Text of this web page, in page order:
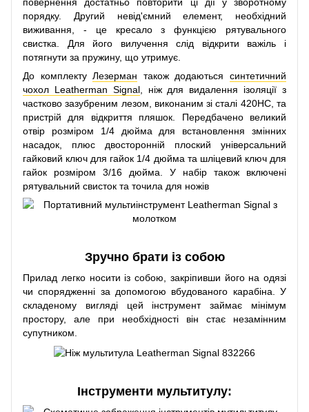
повернення достатньо повторити ці дії у зворотному
порядку. Другий невід'ємний елемент, необхідний
виживання, - це кресало з функцією рятувального
свистка. Для його вилучення слід відкрити важіль і
потягнути за пружину, що утримує.
До комплектуЛезерман також додаютьсясинтетичний
чохол Leatherman Signal, ніж для видалення ізоляції з
частково зазубреним лезом, виконаним зі сталі 420HC, та
пристрій для відкриття пляшок. Передбачено великий
отвір розміром 1/4 дюйма для встановлення змінних
насадок, плюс двосторонній плоский універсальний
гайковий ключ для гайок 1/4 дюйма та шліцевий ключ для
гайок розміром 3/16 дюйма. У набір також включені
рятувальний свисток та точила для ножів
Зручно брати із собою
Прилад легко носити із собою, закріпивши його на одязі
чи спорядженні за допомогою вбудованого карабіна. У
складеному вигляді цей інструмент займає мінімум
простору, але при необхідності він стає незамінним
супутником.
Інструменти мультитулу: